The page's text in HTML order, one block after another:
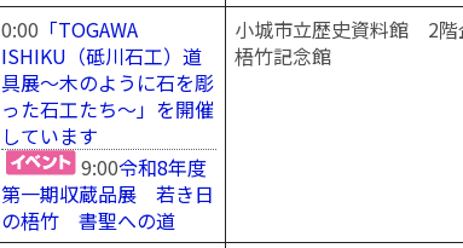
0:00 「TOGAWA
ISHIKU（砥川石工）道
具展～木のように石を彫
った石工たち～」を開催
しています
9:00令和8年度
第一期収蔵品展 若き日
の梧竹 書聖への道
小城市立歴史資料館 2階
梧竹記念館